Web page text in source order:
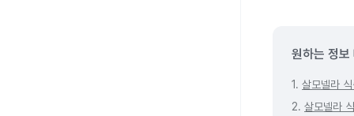
원하는 정보
1. 살모넬라
2. 살모넬라